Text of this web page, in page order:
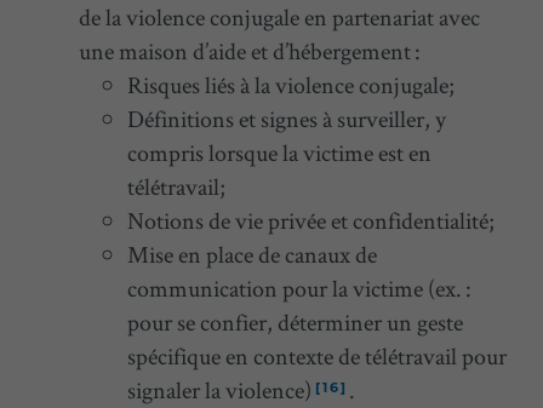
de la violence conjugale en partenariat avec
une maison d’aide et d’hébergement :
Risques liés à la violence conjugale;
Définitions et signes à surveiller, y
compris lorsque la victime est en
télétravail;
Notions de vie privée et confidentialité;
Mise en place de canaux de
communication pour la victime (ex. :
pour se confier, déterminer un geste
spécifique en contexte de télétravail pour
signaler la violence) [16] .